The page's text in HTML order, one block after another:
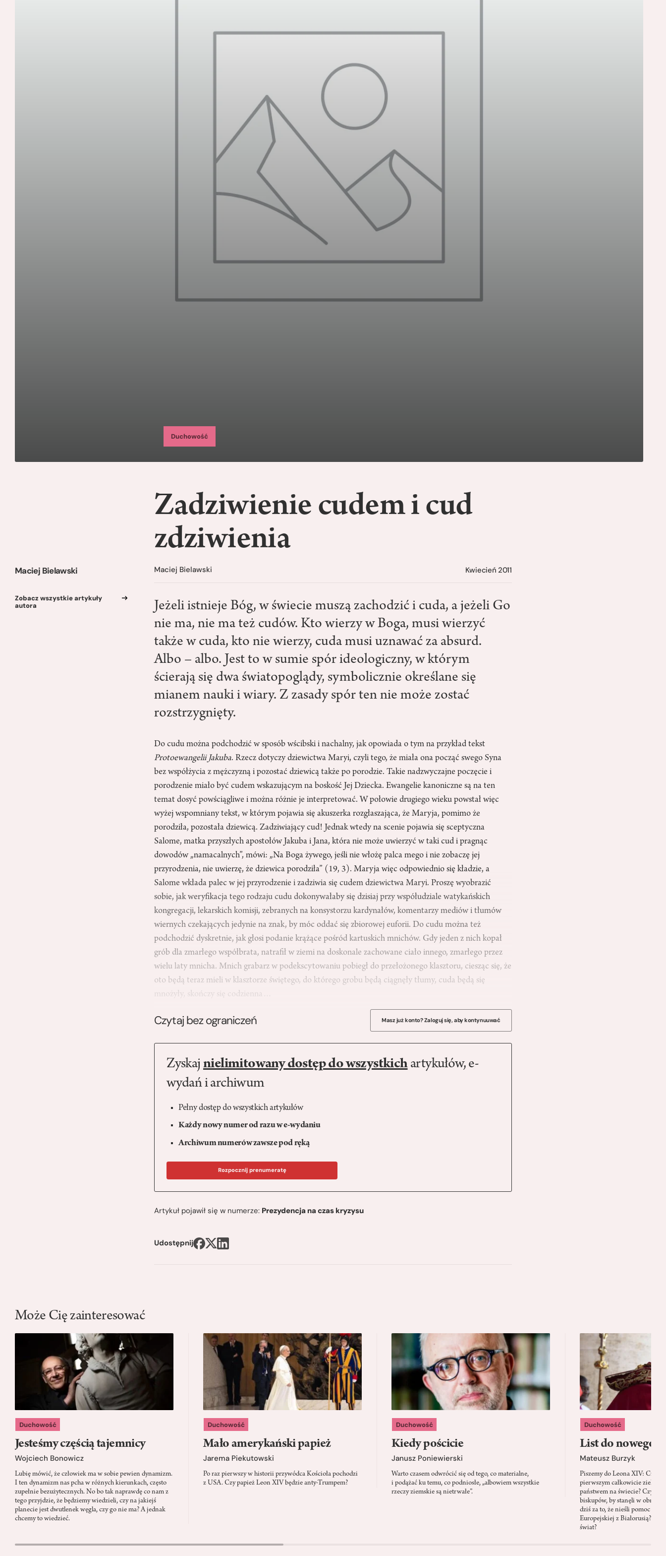
Duchowość
Maciej Bielawski
Zobacz wszystkie artykuły
autora
Zadziwienie cudem i cud
zdziwienia
Maciej Bielawski Kwiecień 2011
Jeżeli istnieje Bóg, w świecie muszą zachodzić i cuda, a jeżeli Go
nie ma, nie ma też cudów. Kto wierzy w Boga, musi wierzyć
także w cuda, kto nie wierzy, cuda musi uznawać za absurd.
Albo – albo. Jest to w sumie spór ideologiczny, w którym
ścierają się dwa światopoglądy, symbolicznie określane się
mianem nauki i wiary. Z zasady spór ten nie może zostać
rozstrzygnięty.
Do cudu można podchodzić w sposób wścibski i nachalny, jak opowiada o tym na przykład tekst
Protoewangelii Jakuba. Rzecz dotyczy dziewictwa Maryi, czyli tego, że miała ona począć swego Syna
bez współżycia z mężczyzną i pozostać dziewicą także po porodzie. Takie nadzwyczajne poczęcie i
porodzenie miało być cudem wskazującym na boskość Jej Dziecka. Ewangelie kanoniczne są na ten
temat dosyć powściągliwe i można różnie je interpretować. W połowie drugiego wieku powstał więc
wyżej wspomniany tekst, w którym pojawia się akuszerka rozgłaszająca, że Maryja, pomimo że
porodziła, pozostała dziewicą. Zadziwiający cud! Jednak wtedy na scenie pojawia się sceptyczna
Salome, matka przyszłych apostołów Jakuba i Jana, która nie może uwierzyć w taki cud i pragnąc
dowodów „namacalnych”, mówi: „Na Boga żywego, jeśli nie włożę palca mego i nie zobaczę jej
przyrodzenia, nie uwierzę, że dziewica porodziła” (19, 3). Maryja więc odpowiednio się kładzie, a
Salome wkłada palec w jej przyrodzenie i zadziwia się cudem dziewictwa Maryi. Proszę wyobrazić
sobie, jak weryfikacja tego rodzaju cudu dokonywałaby się dzisiaj przy współudziale watykańskich
kongregacji, lekarskich komisji, zebranych na konsystorzu kardynałów, komentarzy mediów i tłumów
wiernych czekających jedynie na znak, by móc oddać się zbiorowej euforii. Do cudu można też
podchodzić dyskretnie, jak głosi podanie krążące pośród kartuskich mnichów. Gdy jeden z nich kopał
grób dla zmarłego współbrata, natrafił w ziemi na doskonale zachowane ciało innego, zmarłego przez
wielu laty mnicha. Mnich grabarz w podekscytowaniu pobiegł do przełożonego klasztoru, ciesząc się, że
oto będą teraz mieli w klasztorze świętego, do którego grobu będą ciągnęły tłumy, cuda będą się
mnożyły, skończy się codzienna…
Czytaj bez ograniczeń Masz już konto? Zaloguj się, aby kontynuuwać
Zyskaj nielimitowany dostęp do wszystkichartykułów, e-
wydań i archiwum
Pełny dostęp do wszystkich artykułów
Każdy nowy numer od razu w e-wydaniu
Archiwum numerów zawsze pod ręką
Rozpocznij prenumeratę
Artykuł pojawił się w numerze: Prezydencja na czas kryzysu
Udostępnij
Może Cię zainteresować
Duchowość
Jesteśmy częścią tajemnicy
Wojciech Bonowicz
Lubię mówić, że człowiek ma w sobie pewien dynamizm.
I ten dynamizm nas pcha w różnych kierunkach, często
zupełnie bezużytecznych. No bo tak naprawdę co nam z
tego przyjdzie, że będziemy wiedzieli, czy na jakiejś
planecie jest dwutlenek węgla, czy go nie ma? A jednak
chcemy to wiedzieć.
Duchowość
Mało amerykański papież
Jarema Piekutowski
Po raz pierwszy w historii przywódca Kościoła pochodzi
z USA. Czy papież Leon XIV będzie anty-Trumpem?
Duchowość
Kiedy pościcie
Janusz Poniewierski
Warto czasem odwrócić się od tego, co materialne,
i podążać ku temu, co podniosłe, „albowiem wszystkie
rzeczy ziemskie są nietrwałe”.
Duchowość
List do nowego
Mateusz Burzyk
Piszemy do Leona XIV: Czy
pierwszym całkowicie
państwem na świecie? Czy
biskupów, by stanęli w
dziś za to, że nieśli pomoc
Europejskiej z Białorusią? Czy
świat?